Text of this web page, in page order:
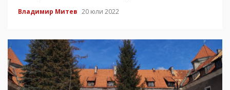
Владимир Митев 20 юли 2022